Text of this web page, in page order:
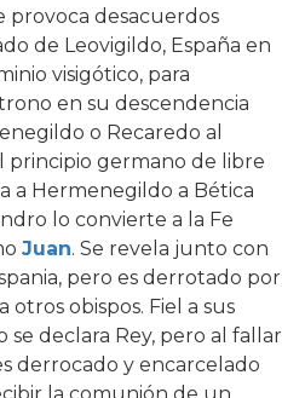
provoca desacuerdos
de Leovigildo, España en
visigótico, para
en su descendencia
o Recaredo al
principio germano de libre
a Hermenegildo a Bética
lo convierte a la Fe
Juan. Se revela junto con
pero es derrotado por
obispos. Fiel a sus
declara Rey, pero al fallar
derrocado y encarcelado